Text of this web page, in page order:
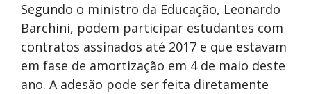
Segundo o ministro da Educação, Leonardo
Barchini, podem participar estudantes com
contratos assinados até 2017 e que estavam
em fase de amortização em 4 de maio deste
ano. A adesão pode ser feita diretamente